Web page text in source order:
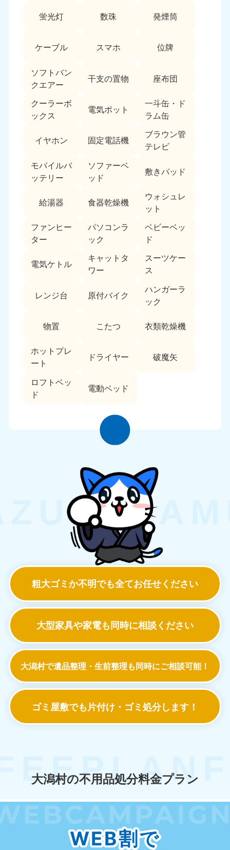
蛍光灯 数珠 発煙筒
ケーブル スマホ 位牌
ソフトバン
クエアー
干支の置物 座布団
クーラーボ
ックス
電気ポット
一斗缶・ド
ラム缶
イヤホン 固定電話機
ブラウン管
テレビ
モバイルバ
ッテリー
ソファーベ
ッド
敷きパッド
給湯器 食器乾燥機
ウォシュレ
ット
ファンヒー
ター
パソコンラ
ック
ベビーベッ
ド
電気ケトル
キャットタ
ワー
スーツケー
ス
レンジ台 原付バイク
ハンガーラ
ック
物置 こたつ 衣類乾燥機
ホットプレ
ート
ドライヤー 破魔矢
ロフトベッ
ド
電動ベッド
粗大ゴミか不明でも全てお任せください
大型家具や家電も同時に相談ください
大潟村で遺品整理・生前整理も同時にご相談可能！
ゴミ屋敷でも 片付け・ゴミ処分します！
大潟村の不用品処分料金プラン
WEB割で
9:00〜19:00 年中無休 9:00〜19:00 年中無休
長崎県
050-1880-9891
鹿児島県
050-1880-9889
大分県
050-1880-9893
9:00〜19:00 年中無休
050-1880-9890
9:00〜19:00 年中無休
050-1880-9892
沖縄県
050-1880-9887